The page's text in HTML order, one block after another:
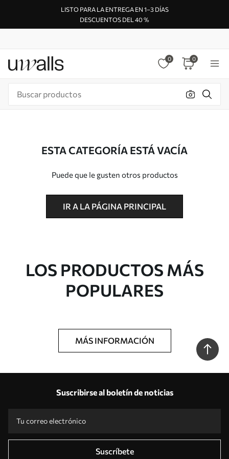
LISTO PARA LA ENTREGA EN 1–3 DÍAS
DESCUENTOS DEL 40 %
0 0
ESTA CATEGORÍA ESTÁ VACÍA
Puede que le gusten otros productos
IR A LA PÁGINA PRINCIPAL
LOS PRODUCTOS MÁS
POPULARES
MÁS INFORMACIÓN
Suscribirse al boletín de noticias
Suscríbete